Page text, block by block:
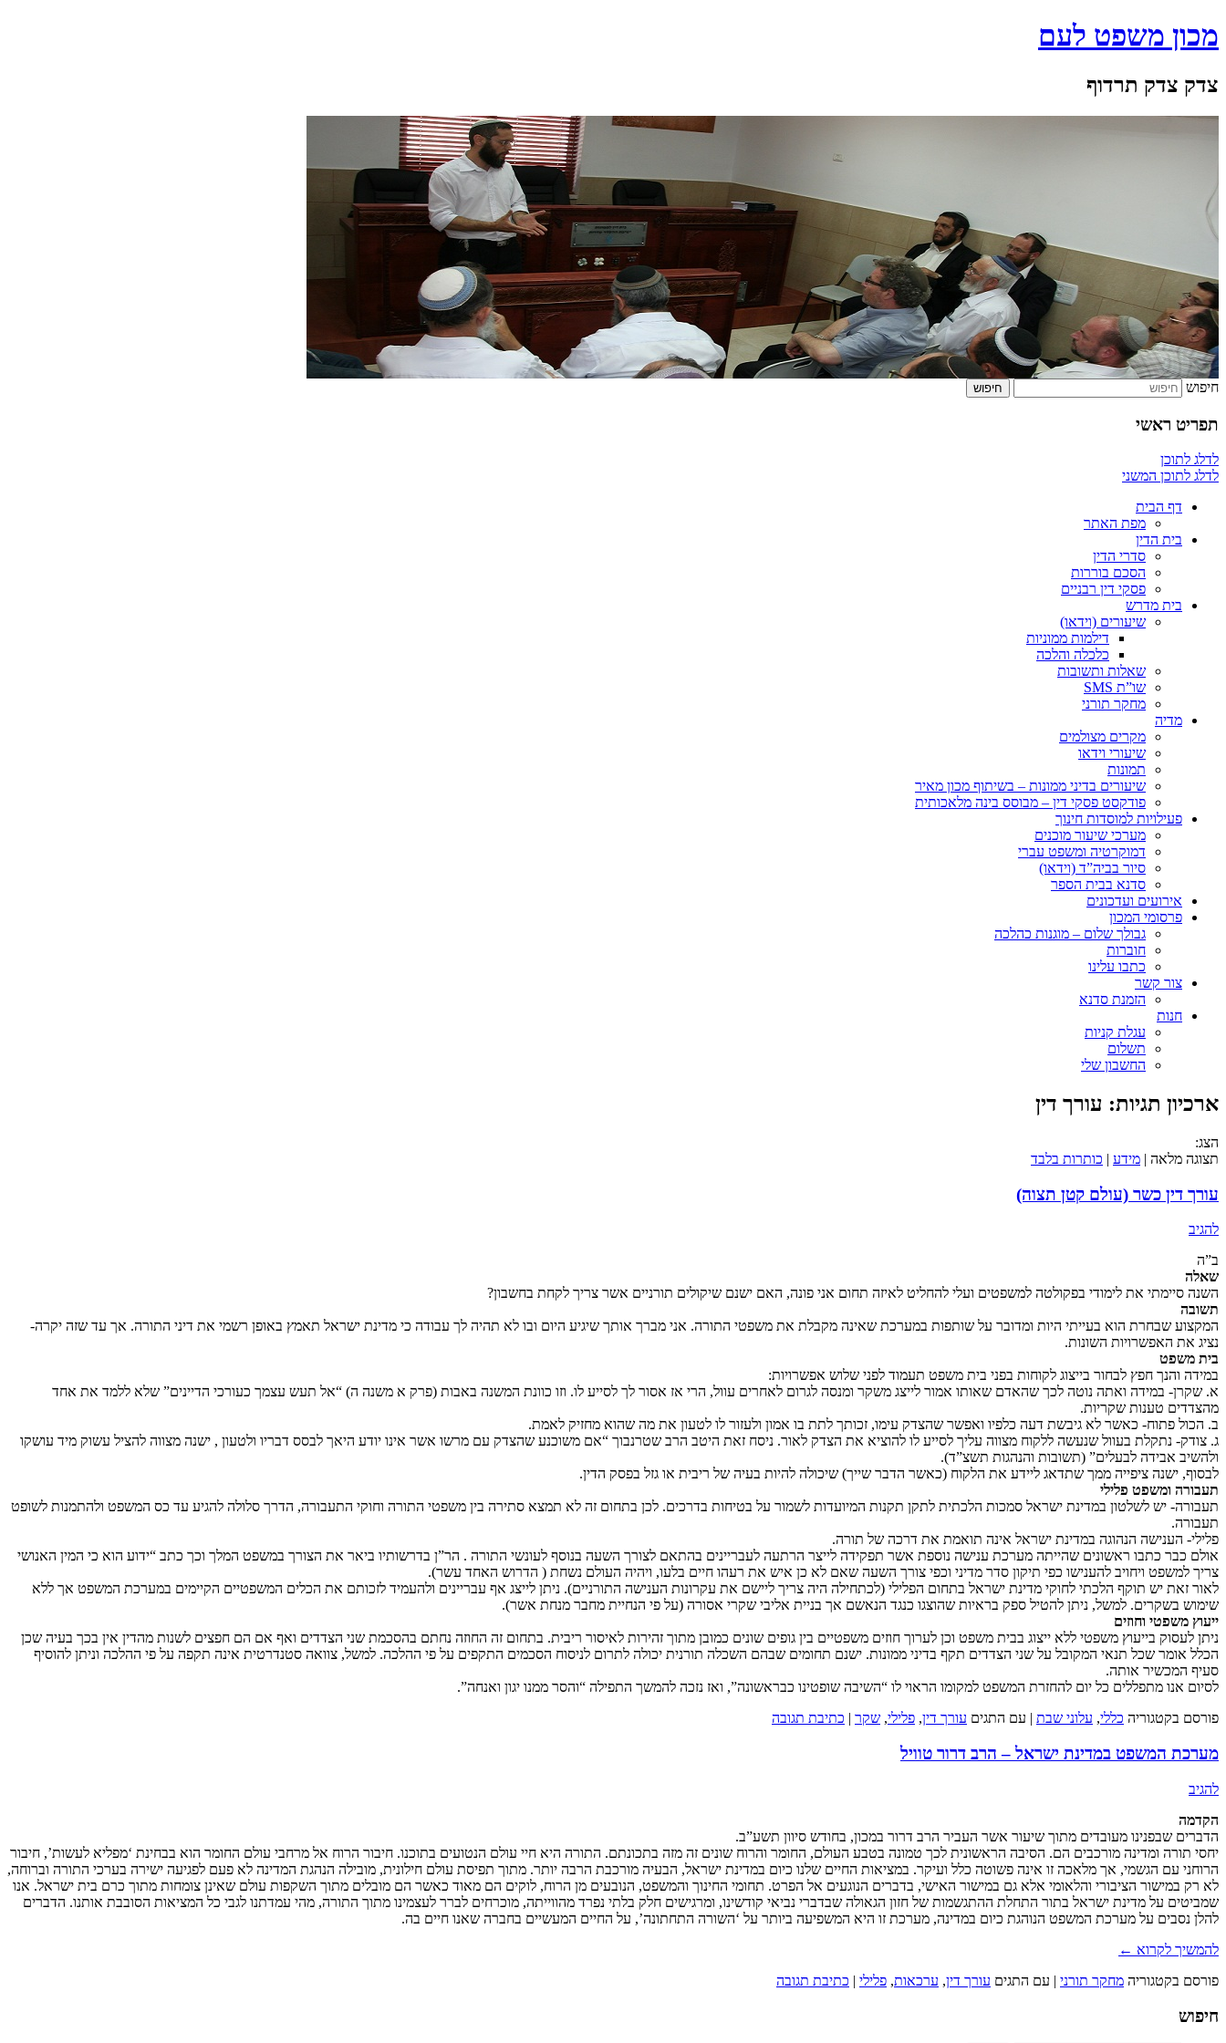
מכון משפט לעם
צדק צדק תרדוף
חיפוש
תפריט ראשי
לדלג לתוכן
לדלג לתוכן המשני
דף הבית
מפת האתר
בית הדין
סדרי הדין
הסכם בוררות
פסקי דין רבניים
בית מדרש
שיעורים (וידאו)
דילמות ממוניות
כלכלה והלכה
שאלות ותשובות
שו”ת SMS
מחקר תורני
מדיה
מקרים מצולמים
שיעורי וידאו
תמונות
שיעורים בדיני ממונות – בשיתוף מכון מאיר
פודקסט פסקי דין – מבוסס בינה מלאכותית
פעילויות למוסדות חינוך
מערכי שיעור מוכנים
דמוקרטיה ומשפט עברי
סיור בביה”ד (וידאו)
סדנא בבית הספר
אירועים ועדכונים
פרסומי המכון
גבולך שלום – מוגנות כהלכה
חוברות
כתבו עלינו
צור קשר
הזמנת סדנא
חנות
עגלת קניות
תשלום
החשבון שלי
ארכיון תגיות: עורך דין
הצג:
תצוגה מלאה | מידע | כותרות בלבד
עורך דין כשר (עולם קטן תצוה)
להגיב
ב”ה
שאלה
השנה סיימתי את לימודי בפקולטה למשפטים ועלי להחליט לאיזה תחום אני פונה, האם ישנם שיקולים תורניים אשר צריך לקחת בחשבון?
תשובה
המקצוע שבחרת הוא בעייתי היות ומדובר על שותפות במערכת שאינה מקבלת את משפטי התורה. אני מברך אותך שיגיע היום ובו לא תהיה לך עבודה כי מדינת ישראל תאמץ באופן רשמי את דיני התורה. אך עד שזה יקרה-
נציג את האפשרויות השונות.
בית משפט
במידה והנך חפץ לבחור בייצוג לקוחות בפני בית משפט תעמוד לפני שלוש אפשרויות:
א. שקרן- במידה ואתה נוטה לכך שהאדם שאותו אמור לייצג משקר ומנסה לגרום לאחרים עוול, הרי אז אסור לך לסייע לו. וזו כוונת המשנה באבות (פרק א משנה ה) “אל תעש עצמך כעורכי הדיינים” שלא ללמד את אחד
מהצדדים טענות שקריות.
ב. הכול פתוח- כאשר לא גיבשת דעה כלפיו ואפשר שהצדק עימו, זכותך לתת בו אמון ולעזור לו לטעון את מה שהוא מחזיק לאמת.
ג. צודק- נתקלת בעוול שנעשה ללקוח מצווה עליך לסייע לו להוציא את הצדק לאור. ניסח זאת היטב הרב שטרנבוך “אם משוכנע שהצדק עם מרשו אשר אינו יודע היאך לבסס דבריו ולטעון , ישנה מצווה להציל עשוק מיד עושקו
ולהשיב אבידה לבעלים” (תשובות והנהגות תשצ”ד).
לבסוף, ישנה ציפייה ממך שתדאג ליידע את הלקוח (כאשר הדבר שייך) שיכולה להיות בעיה של ריבית או גזל בפסק הדין.
תעבורה ומשפט פלילי
תעבורה- יש לשלטון במדינת ישראל סמכות הלכתית לתקן תקנות המיועדות לשמור על בטיחות בדרכים. לכן בתחום זה לא תמצא סתירה בין משפטי התורה וחוקי התעבורה, הדרך סלולה להגיע עד כס המשפט ולהתמנות לשופט
תעבורה.
פלילי- הענישה הנהוגה במדינת ישראל אינה תואמת את דרכה של תורה.
אולם כבר כתבו ראשונים שהייתה מערכת ענישה נוספת אשר תפקידה לייצר הרתעה לעבריינים בהתאם לצורך השעה בנוסף לעונשי התורה . הר”ן בדרשותיו ביאר את הצורך במשפט המלך וכך כתב “ידוע הוא כי המין האנושי
צריך למשפט ויחויב להענישו כפי תיקון סדר מדיני וכפי צורך השעה שאם לא כן איש את רעהו חיים בלעו, ויהיה העולם נשחת ( הדרוש האחד עשר).
לאור זאת יש תוקף הלכתי לחוקי מדינת ישראל בתחום הפלילי (לכתחילה היה צריך ליישם את עקרונות הענישה התורניים). ניתן לייצג אף עבריינים ולהעמיד לזכותם את הכלים המשפטיים הקיימים במערכת המשפט אך ללא
שימוש בשקרים. למשל, ניתן להטיל ספק בראיות שהוצגו כנגד הנאשם אך בניית אליבי שקרי אסורה (על פי הנחיית מחבר מנחת אשר).
ייעוץ משפטי וחוזים
ניתן לעסוק בייעוץ משפטי ללא ייצוג בבית משפט וכן לערוך חוזים משפטיים בין גופים שונים כמובן מתוך זהירות לאיסור ריבית. בתחום זה החוזה נחתם בהסכמת שני הצדדים ואף אם הם חפצים לשנות מהדין אין בכך בעיה שכן
הכלל אומר שכל תנאי המקובל על שני הצדדים תקף בדיני ממונות. ישנם תחומים שבהם השכלה תורנית יכולה לתרום לניסוח הסכמים התקפים על פי ההלכה. למשל, צוואה סטנדרטית אינה תקפה על פי ההלכה וניתן להוסיף
סעיף המכשיר אותה.
לסיום אנו מתפללים כל יום להחזרת המשפט למקומו הראוי לו “השיבה שופטינו כבראשונה”, ואז נזכה להמשך התפילה “והסר ממנו יגון ואנחה”.
פורסם בקטגוריה כללי, עלוני שבת עם התגים עורך דין, פלילי, שקר כתיבת תגובה
מערכת המשפט במדינת ישראל – הרב דרור טוויל
להגיב
הקדמה
הדברים שבפנינו מעובדים מתוך שיעור אשר העביר הרב דרור במכון, בחודש סיוון תשע”ב.
יחסי תורה ומדינה מורכבים הם. הסיבה הראשונית לכך טמונה בטבע העולם, החומר והרוח שונים זה מזה בתכונתם. התורה היא חיי עולם הנטועים בתוכנו. חיבור הרוח אל מרחבי עולם החומר הוא בבחינת ‘מפליא לעשות’, חיבור
הרוחני עם הגשמי, אך מלאכה זו אינה פשוטה כלל ועיקר. במציאות החיים שלנו כיום במדינת ישראל, הבעיה מורכבת הרבה יותר. מתוך תפיסת עולם חילונית, מובילה הנהגת המדינה לא פעם לפגיעה ישירה בערכי התורה וברוחה,
לא רק במישור הציבורי והלאומי אלא גם במישור האישי, בדברים הנוגעים אל הפרט. תחומי החינוך והמשפט, הנובעים מן הרוח, לוקים הם מאוד כאשר הם מובלים מתוך השקפות עולם שאינן צומחות מתוך כרם בית ישראל. אנו
שמביטים על מדינת ישראל בתור התחלת ההתגשמות של חזון הגאולה שבדברי נביאי קודשינו, ומרגישים חלק בלתי נפרד מהווייתה, מוכרחים לברר לעצמינו מתוך התורה, מהי עמדתנו לגבי כל המציאות הסובבת אותנו. הדברים
להלן נסבים על מערכת המשפט הנוהגת כיום במדינה, מערכת זו היא המשפיעה ביותר על ‘השורה התחתונה’, על החיים המעשיים בחברה שאנו חיים בה.
להמשיך לקרוא ←
פורסם בקטגוריה מחקר תורני | עם התגים עורך דין, ערכאות, פלילי | כתיבת תגובה
חיפוש